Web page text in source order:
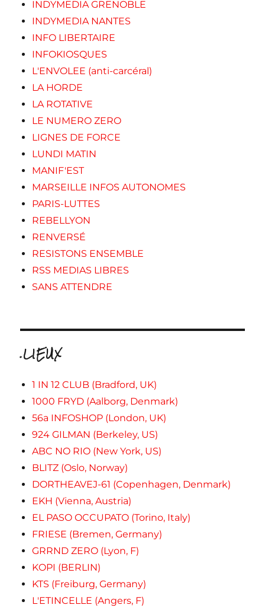
INDYMEDIA GRENOBLE
INDYMEDIA NANTES
INFO LIBERTAIRE
INFOKIOSQUES
L'ENVOLEE (anti-carcéral)
LA HORDE
LA ROTATIVE
LE NUMERO ZERO
LIGNES DE FORCE
LUNDI MATIN
MANIF'EST
MARSEILLE INFOS AUTONOMES
PARIS-LUTTES
REBELLYON
RENVERSÉ
RESISTONS ENSEMBLE
RSS MEDIAS LIBRES
SANS ATTENDRE
.LIEUX
1 IN 12 CLUB (Bradford, UK)
1000 FRYD (Aalborg, Denmark)
56a INFOSHOP (London, UK)
924 GILMAN (Berkeley, US)
ABC NO RIO (New York, US)
BLITZ (Oslo, Norway)
DORTHEAVEJ-61 (Copenhagen, Denmark)
EKH (Vienna, Austria)
EL PASO OCCUPATO (Torino, Italy)
FRIESE (Bremen, Germany)
GRRND ZERO (Lyon, F)
KOPI (BERLIN)
KTS (Freiburg, Germany)
L'ETINCELLE (Angers, F)